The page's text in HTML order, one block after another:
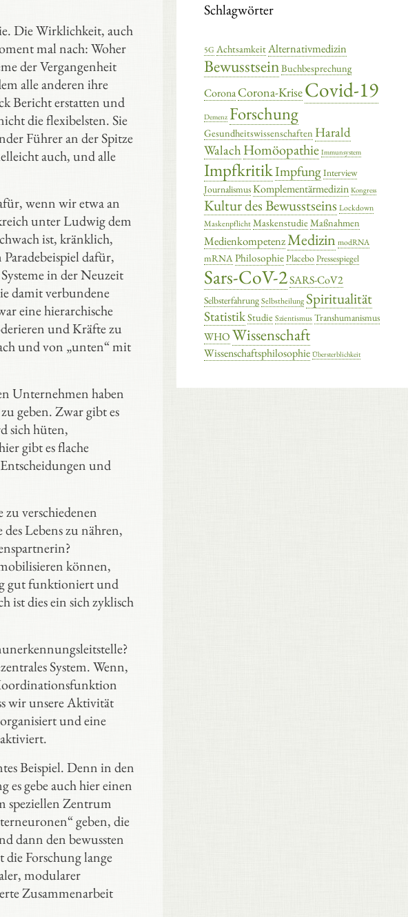
Die Wirklichkeit, auch
mal nach: Woher
der Vergangenheit
alle anderen ihre
Bericht erstatten und
die flexibelsten. Sie
Führer an der Spitze
auch, und alle
wenn wir etwa an
unter Ludwig dem
ist, kränklich,
dafür,
in der Neuzeit
damit verbundene
eine hierarchische
und Kräfte zu
und von „unten“ mit
Unternehmen haben
geben. Zwar gibt es
sich hüten,
gibt es flache
und
verschiedenen
Lebens zu nähren,
können,
gut funktioniert und
ist dies ein sich zyklisch
System. Wenn,
wir unsere Aktivität
und eine
Beispiel. Denn in den
gebe auch hier einen
speziellen Zentrum
geben, die
dann den bewussten
Forschung lange
modularer
Zusammenarbeit
Schlagwörter
5G AchtsamkeitAlternativmedizin
BewusstseinBuchbesprechung
CoronaCorona-KriseCovid-19
Demenz Forschung
Gesundheitswissenschaften Harald
Walach Homöopathie Immunsystem
ImpfkritikImpfungInterview
JournalismusKomplementärmedizin Kongress
Kultur des Bewusstseins Lockdown
MaskenpflichtMaskenstudieMaßnahmen
MedienkompetenzMedizin modRNA
mRNAPhilosophiePlaceboPressespiegel
Sars-CoV-2SARS-CoV2
SelbsterfahrungSelbstheilung Spiritualität
StatistikStudieSzientismusTranshumanismus
WHO Wissenschaft
Wissenschaftsphilosophie Übersterblichkeit